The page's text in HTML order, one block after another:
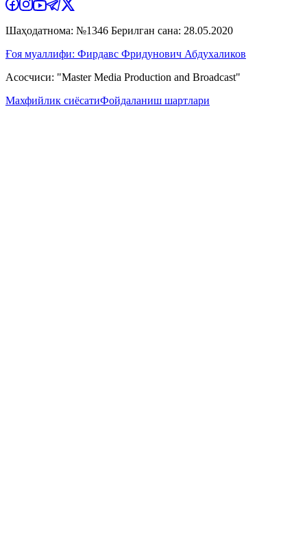
Шаҳодатнома: №1346 Берилган сана: 28.05.2020
Ғоя муаллифи: Фирдавс Фридунович Абдухаликов
Асосчиси: "Master Media Production and Broadcast"
Махфийлик сиёсатиФойдаланиш шартлари